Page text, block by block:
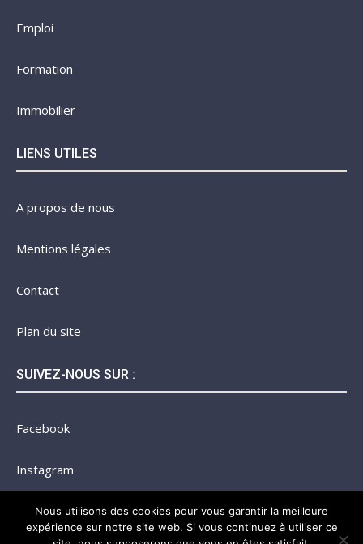
Emploi
Formation
Immobilier
LIENS UTILES
A propos de nous
Mentions légales
Contact
Plan du site
SUIVEZ-NOUS SUR :
Facebook
Instagram
Twitter
Nous utilisons des cookies pour vous garantir la meilleure
expérience sur notre site web. Si vous continuez à utiliser ce